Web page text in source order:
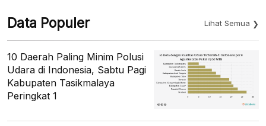
Data Populer Lihat Semua
10 Daerah Paling Minim Polusi
Udara di Indonesia, Sabtu Pagi
Kabupaten Tasikmalaya
Peringkat 1